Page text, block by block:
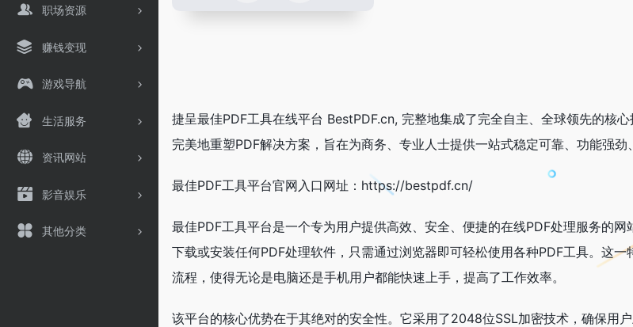
职场资源
赚钱变现
游戏导航
生活服务
资讯网站
影音娱乐
其他分类
捷呈最佳PDF工具在线平台 BestPDF.cn, 完整地集成了完全自主、全球领先的核
完美地重塑PDF解决方案，旨在为商务、专业人士提供一站式稳定可靠、功能强劲
最佳PDF工具平台官网入口网址：https://bestpdf.cn/
最佳PDF工具平台是一个专为用户提供高效、安全、便捷的在线PDF处理服务的网
下载或安装任何PDF处理软件，只需通过浏览器即可轻松使用各种PDF工具。这
流程，使得无论是电脑还是手机用户都能快速上手，提高了工作效率。
该平台的核心优势在于其绝对的安全性。它采用了2048位SSL加密技术，确保用